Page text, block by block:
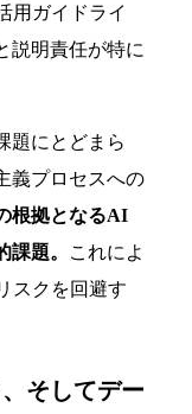
用ガイドライ
説明責任が特に
題にとどまら
義プロセスへの
根拠となるAI
題。
これによ
スクを回避す
そしてデー